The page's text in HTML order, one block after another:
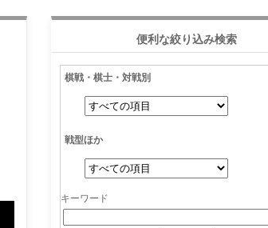
便利な絞り込み検索
棋戦・棋士・対戦別
戦型ほか
キーワード